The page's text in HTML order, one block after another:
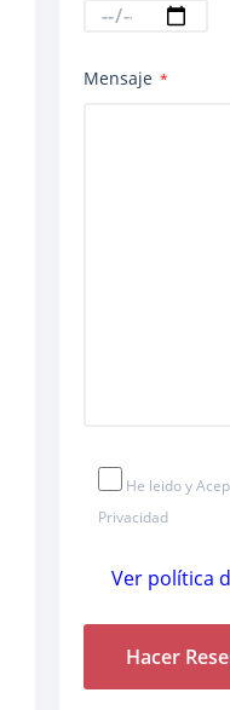
Mensaje *
He leido y
Privacidad
Ver política